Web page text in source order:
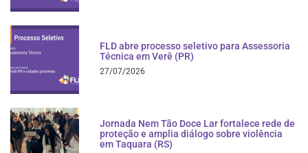
FLD abre processo seletivo para Assessoria
Técnica em Verê (PR)
27/07/2026
Jornada Nem Tão Doce Lar fortalece rede de
proteção e amplia diálogo sobre violência
em Taquara (RS)